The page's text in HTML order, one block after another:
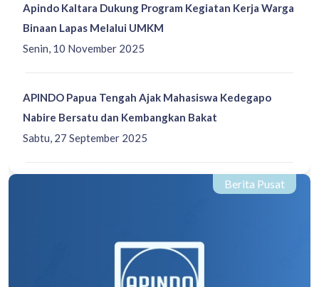
Senin, 10 November 2025
Apindo Kaltara Dukung Program Kegiatan Kerja Warga
Binaan Lapas Melalui UMKM
Sabtu, 27 September 2025
APINDO Papua Tengah Ajak Mahasiswa Kedegapo
Nabire Bersatu dan Kembangkan Bakat
Berita Pusat